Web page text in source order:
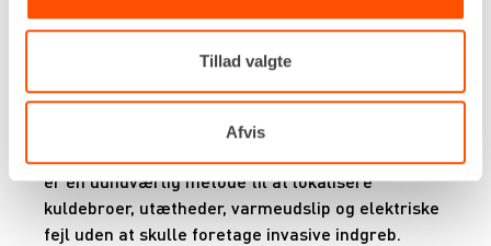
Tillad valgte
Afvis
Lej termisk kamera – Præcis
temperaturmåling til byggeprojekter
Med et termisk kamera fra Renta kan du hurtigt
og præcist identificere temperaturforskelle i
er en uundværlig metode til at lokalisere
kuldebroer, utætheder, varmeudslip og elektriske
fejl uden at skulle foretage invasive indgreb.